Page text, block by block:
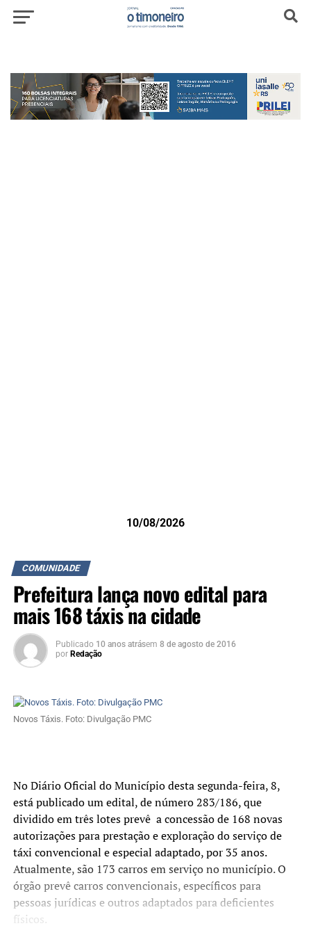
10/08/2026
COMUNIDADE
Prefeitura lança novo edital para
mais 168 táxis na cidade
Publicado 10 anos atrásem 8 de agosto de 2016
por Redação
Novos Táxis. Foto: Divulgação PMC
No Diário Oficial do Município desta segunda-feira, 8,
está publicado um edital, de número 283/186, que
dividido em três lotes prevê a concessão de 168 novas
autorizações para prestação e exploração do serviço de
táxi convencional e especial adaptado, por 35 anos.
Atualmente, são 173 carros em serviço no município. O
órgão prevê carros convencionais, específicos para
pessoas jurídicas e outros adaptados para deficientes
físicos.